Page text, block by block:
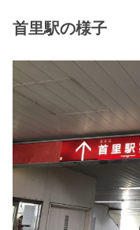
首里駅の様子